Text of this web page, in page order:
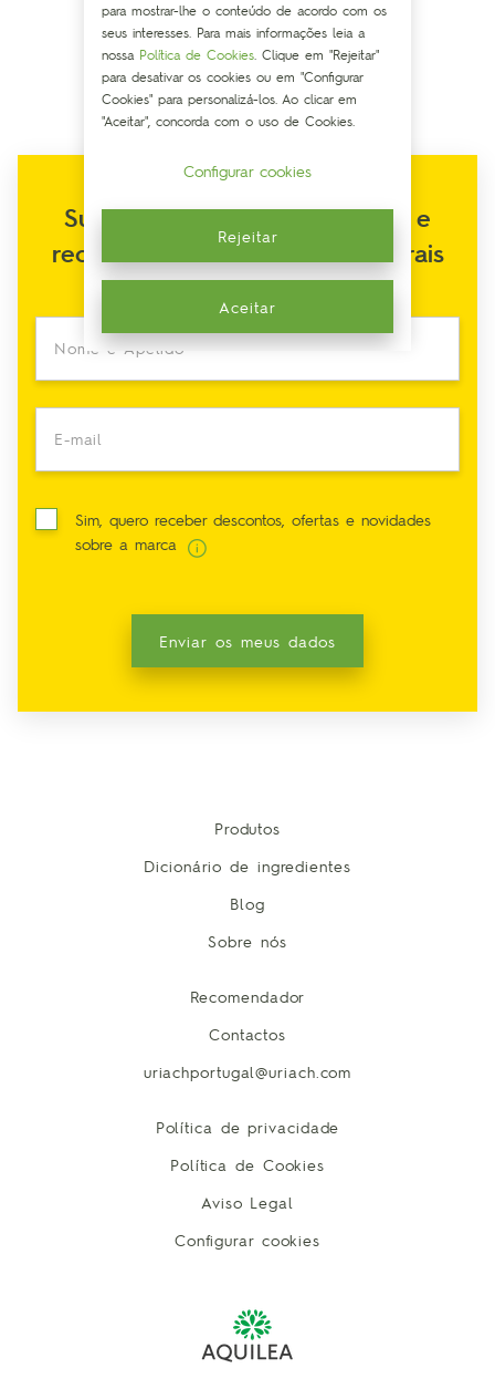
Ver todos os artigos
Subscreva a nossa Newsletter e
receba os conselhos mais naturais
para cuidar de si
Nome e Apelido
E-mail
Sim, quero receber descontos, ofertas e novidades
sobre a marca
Enviar os meus dados
Produtos
Dicionário de ingredientes
Blog
Sobre nós
Recomendador
Contactos
uriachportugal@uriach.com
Política de privacidade
Política de Cookies
Aviso Legal
Configurar cookies
para mostrar-lhe o conteúdo de acordo com os
seus interesses. Para mais informações leia a
nossa Política de Cookies . Clique em "Rejeitar"
para desativar os cookies ou em "Configurar
Cookies" para personalizá-los. Ao clicar em
"Aceitar", concorda com o uso de Cookies.
Configurar cookies
Rejeitar
Aceitar